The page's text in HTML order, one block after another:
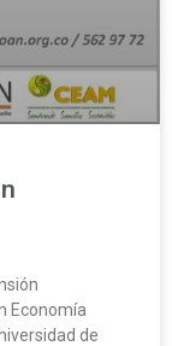
Economía
de